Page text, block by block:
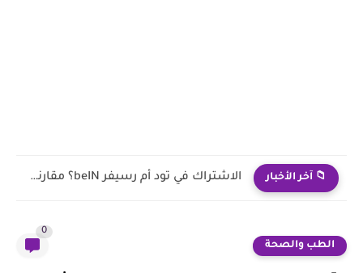
📁 آخر الأخبار الاشتراك في تود يقطع؟ إليك الأسباب الحقيقية وحلول البث بدون...
الطب والصحة
0